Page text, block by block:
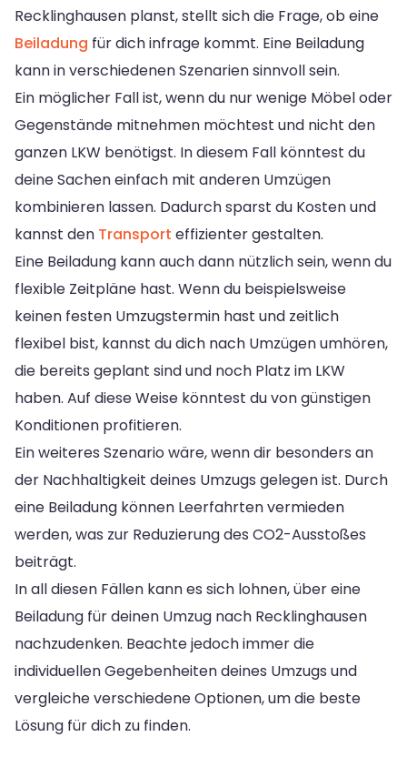
Recklinghausen planst, stellt sich die Frage, ob eine
Beiladung für dich infrage kommt. Eine Beiladung
kann in verschiedenen Szenarien sinnvoll sein.
Ein möglicher Fall ist, wenn du nur wenige Möbel oder
Gegenstände mitnehmen möchtest und nicht den
ganzen LKW benötigst. In diesem Fall könntest du
deine Sachen einfach mit anderen Umzügen
kombinieren lassen. Dadurch sparst du Kosten und
kannst den Transport effizienter gestalten.
Eine Beiladung kann auch dann nützlich sein, wenn du
flexible Zeitpläne hast. Wenn du beispielsweise
keinen festen Umzugstermin hast und zeitlich
flexibel bist, kannst du dich nach Umzügen umhören,
die bereits geplant sind und noch Platz im LKW
haben. Auf diese Weise könntest du von günstigen
Konditionen profitieren.
Ein weiteres Szenario wäre, wenn dir besonders an
der Nachhaltigkeit deines Umzugs gelegen ist. Durch
eine Beiladung können Leerfahrten vermieden
werden, was zur Reduzierung des CO2-Ausstoßes
beiträgt.
In all diesen Fällen kann es sich lohnen, über eine
Beiladung für deinen Umzug nach Recklinghausen
nachzudenken. Beachte jedoch immer die
individuellen Gegebenheiten deines Umzugs und
vergleiche verschiedene Optionen, um die beste
Lösung für dich zu finden.